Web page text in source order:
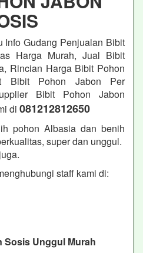
Info Gudang Penjualan Bibit
Harga Murah, Jual Bibit
Rincian Harga Bibit Pohon
Bibit Pohon Jabon Per
Bibit Pohon Jabon
di 081212812650
pohon Albasia dan benih
super dan unggul.
staff kami di:
Unggul Murah